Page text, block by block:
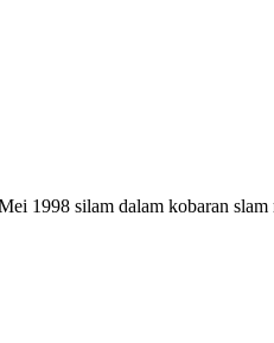
1998 silam dalam kobaran slam